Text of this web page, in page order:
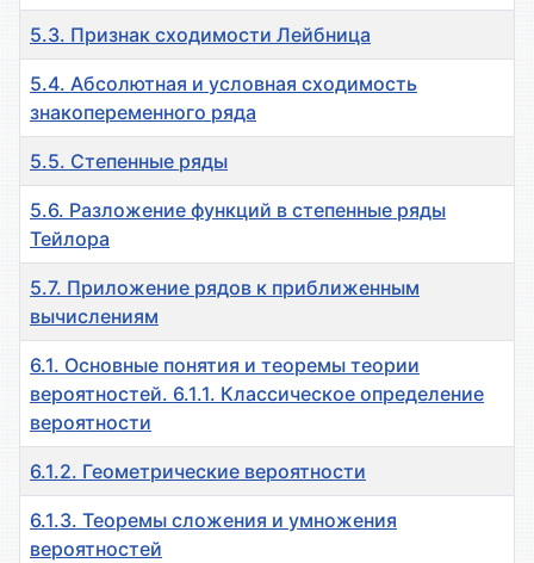
5.3. Признак сходимости Лейбница
5.4. Абсолютная и условная сходимость
знакопеременного ряда
5.5. Степенные ряды
5.6. Разложение функций в степенные ряды
Тейлора
5.7. Приложение рядов к приближенным
вычислениям
6.1. Основные понятия и теоремы теории
вероятностей. 6.1.1. Классическое определение
вероятности
6.1.2. Геометрические вероятности
6.1.3. Теоремы сложения и умножения
вероятностей